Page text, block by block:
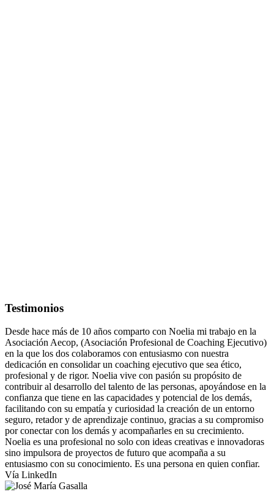
Testimonios
Desde hace más de 10 años comparto con Noelia mi trabajo en la
Asociación Aecop, (Asociación Profesional de Coaching Ejecutivo)
en la que los dos colaboramos con entusiasmo con nuestra
dedicación en consolidar un coaching ejecutivo que sea ético,
profesional y de rigor. Noelia vive con pasión su propósito de
contribuir al desarrollo del talento de las personas, apoyándose en la
confianza que tiene en las capacidades y potencial de los demás,
facilitando con su empatía y curiosidad la creación de un entorno
seguro, retador y de aprendizaje continuo, gracias a su compromiso
por conectar con los demás y acompañarles en su crecimiento.
Noelia es una profesional no solo con ideas creativas e innovadoras
sino impulsora de proyectos de futuro que acompaña a su
entusiasmo con su conocimiento. Es una persona en quien confiar.
Vía LinkedIn